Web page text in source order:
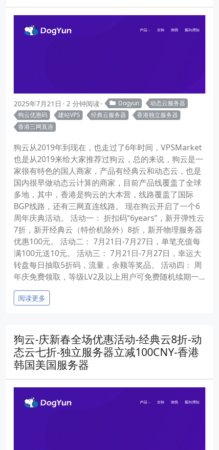
2025年7月21日 2 分钟阅读 Dogyun
动态云服务器
狗云优惠码
建站VPS 经典云服务器
香港独立服务器
香港三网直连
狗云从2019年到现在，也走过了6年时间，VPSMarket
也是从2019来给大家推荐过狗云，总的来说，狗云是一
家很有特色的国人商家，产品有经典云和动态云，也是
国内很早做动态云计算的商家，目前产品线覆盖了全球
多地，其中，香港是狗云的大本营，线路覆盖了国际
BGP线路，还有三网直连线路。 现在狗云开启了一个6
周年庆典活动。 活动一： 折扣码“6years”，新开弹性云
7折，新开经典云（特价机除外）8折，新开物理服务器
优惠100元。 活动二： 7月21日-7月27日，单笔充值每
满100元送10元。 活动三： 7月21日-7月27日，幸运大
转盘每日抽取5折码，流量，余额等奖品。 活动四： 周
年庆免费领取，等级LV2及以上用户可免费随机续期一...
阅读更多
狗云-庆新春全场优惠活动-经典云8折-动
态云七折-独立服务器立减100CNY-香港
韩国美国服务器